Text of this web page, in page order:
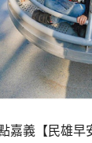
嘉義【民雄